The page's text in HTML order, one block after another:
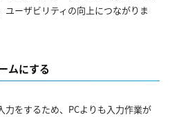
ユーザビリティの向上につながりま
ムにする
力をするため、PCよりも入力作業が